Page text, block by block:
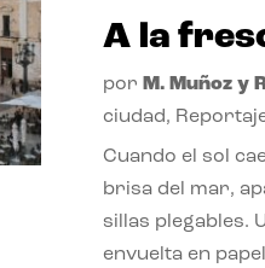
A la
por M. Muñoz y
ciudad,
Cuando el sol
brisa del mar,
sillas plegables.
envuelta en